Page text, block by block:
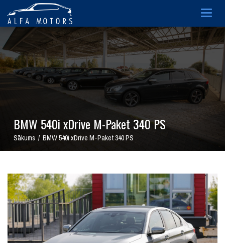
BMW 540i xDrive M-Paket 340 PS
Sākums / BMW 540i xDrive M-Paket 340 PS